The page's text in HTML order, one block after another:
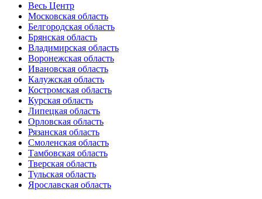
Весь Центр
Московская область
Белгородская область
Брянская область
Владимирская область
Воронежская область
Ивановская область
Калужская область
Костромская область
Курская область
Липецкая область
Орловская область
Рязанская область
Смоленская область
Тамбовская область
Тверская область
Тульская область
Ярославская область